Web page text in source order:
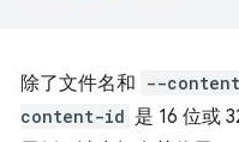
除了文件名和 --
content-id 是 16 位或